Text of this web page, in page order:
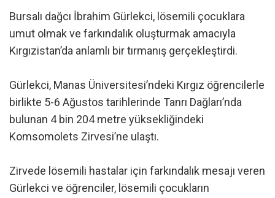
Bursalı dağcı İbrahim Gürlekci, lösemili çocuklara
umut olmak ve farkındalık oluşturmak amacıyla
Kırgızistan’da anlamlı bir tırmanış gerçekleştirdi.
Gürlekci, Manas Üniversitesi’ndeki Kırgız öğrencilerle
birlikte 5-6 Ağustos tarihlerinde Tanrı Dağları’nda
bulunan 4 bin 204 metre yüksekliğindeki
Komsomolets Zirvesi’ne ulaştı.
Zirvede lösemili hastalar için farkındalık mesajı veren
Gürlekci ve öğrenciler, lösemili çocukların